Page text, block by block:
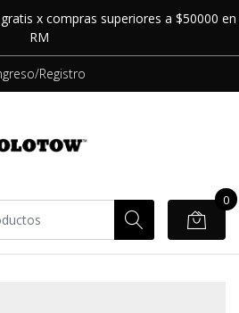
x compras superiores a $50000 en
RM
Registro
0